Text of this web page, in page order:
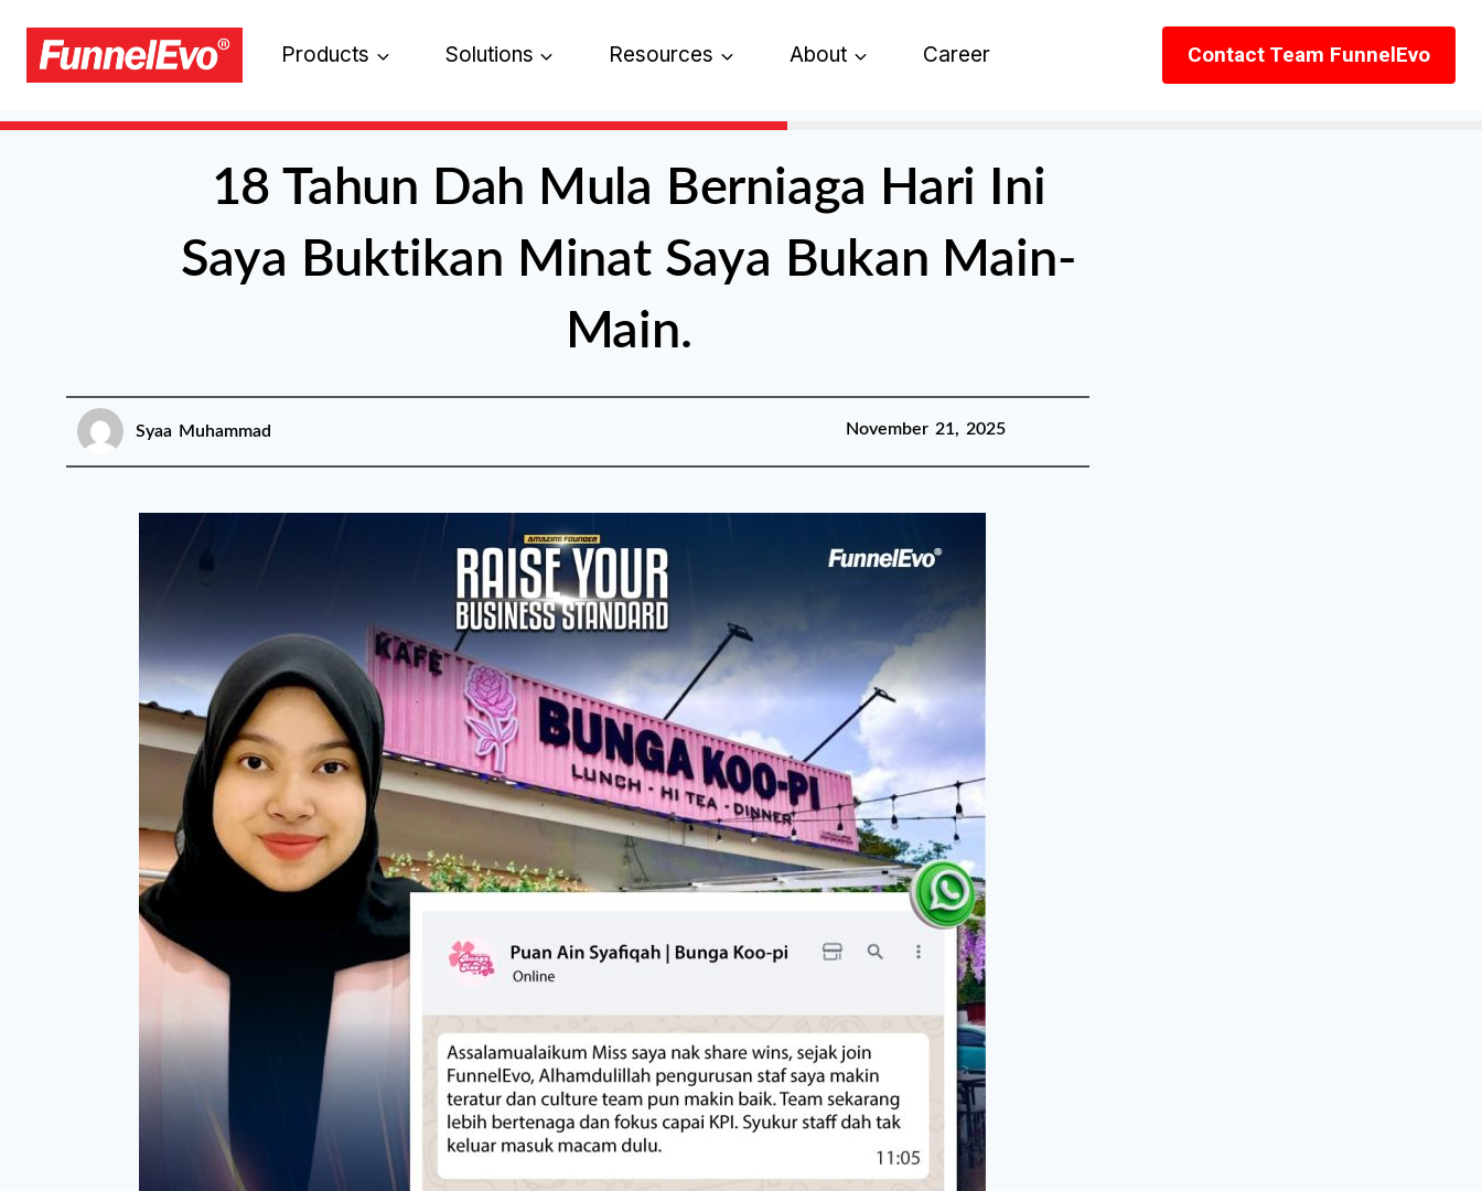
Products Solutions Resources About Career Contact Team FunnelEvo
18 Tahun Dah Mula Berniaga Hari Ini
Saya Buktikan Minat Saya Bukan Main-
Main.
Syaa Muhammad November 21, 2025